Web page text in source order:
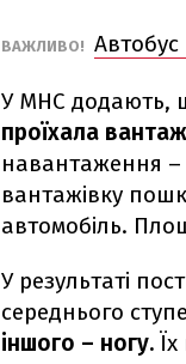
ВАЖЛИВО! Автобус
У МНС додають,
проїхала
навантаження
вантажівку
автомобіль.
У результаті
середнього
іншого – ногу.